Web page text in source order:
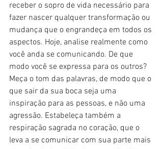
receber o sopro de vida necessário para
fazer nascer qualquer transformação ou
mudança que o engrandeça em todos os
aspectos. Hoje, analise realmente como
você anda se comunicando. De que
modo você se expressa para os outros?
Meça o tom das palavras, de modo que o
que sair da sua boca seja uma
inspiração para as pessoas, e não uma
agressão. Estabeleça também a
respiração sagrada no coração, que o
leva a se comunicar com sua parte mais